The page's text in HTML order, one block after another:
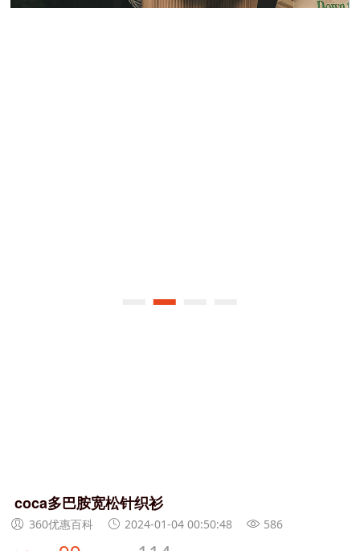
coca多巴胺宽松针织衫
360优惠百科 2024-01-04 00:50:48 586